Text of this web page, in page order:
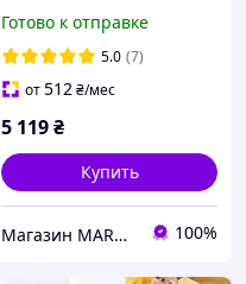
Готово к отправке
5.0 (7)
от512₴/мес
5 119₴
Купить
Магазин MARCATO 100%